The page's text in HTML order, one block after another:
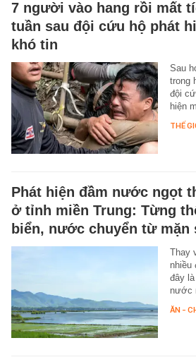
7 người vào hang rồi mất
tuần sau đội cứu hộ phát
khó tin
Sau
trong
đội
hiện
THẾ
Phát hiện đầm nước ngọt
ở tỉnh miền Trung: Từng
biển, nước chuyển từ mặn
Thay
đây
nước
ĂN -